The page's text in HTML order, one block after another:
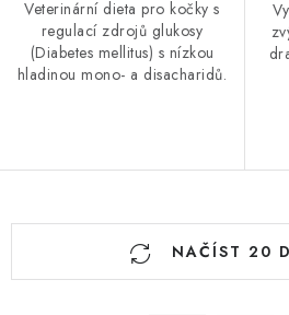
Veterinární dieta pro kočky s
regulací zdrojů glukosy
(Diabetes mellitus) s nízkou
hladinou mono- a disacharidů.
O
NAČÍST 20